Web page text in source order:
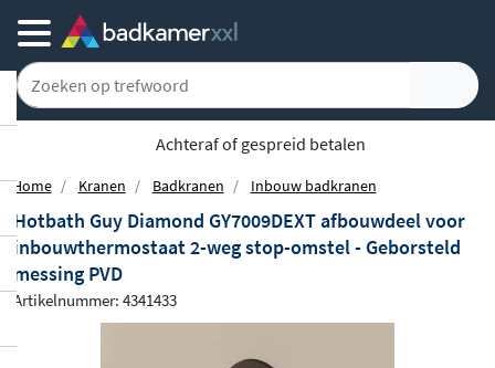
Achteraf of gespreid betalen
Home Kranen Badkranen Inbouw badkranen
Hotbath Guy Diamond GY7009DEXT afbouwdeel voor
inbouwthermostaat 2-weg stop-omstel - Geborsteld
messing PVD
Artikelnummer: 4341433